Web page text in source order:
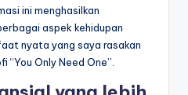
ini menghasilkan
aspek kehidupan
nyata yang saya rasakan
“You Only Need One”.